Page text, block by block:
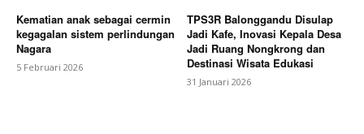
Kematian anak sebagai cermin
kegagalan sistem perlindungan
Nagara
5 Februari 2026
TPS3R Balonggandu Disulap
Jadi Kafe, Inovasi Kepala Desa
Jadi Ruang Nongkrong dan
Destinasi Wisata Edukasi
31 Januari 2026